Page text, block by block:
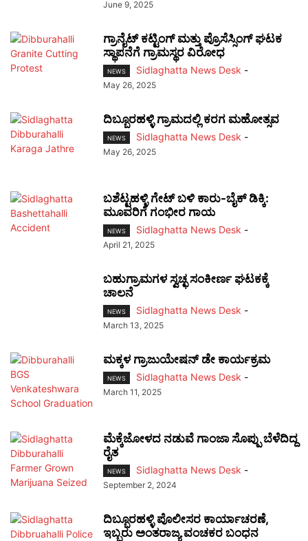
June 9, 2025
ಗ್ರಾನೈಟ್ ಕಟ್ಟಿಂಗ್ ಮತ್ತು ಪ್ರೊಸೆಸ್ಸಿಂಗ್ ಘಟಕ
ಸ್ಥಾಪನೆಗೆ ಗ್ರಾಮಸ್ಥರ ವಿರೋಧ
NEWS Sidlaghatta News Desk -
May 26, 2025
ದಿಬ್ಬೂರಹಳ್ಳಿ ಗ್ರಾಮದಲ್ಲಿ ಕರಗ ಮಹೋತ್ಸವ
NEWS Sidlaghatta News Desk -
May 26, 2025
ಬಶೆಟ್ಟಹಳ್ಳಿ ಗೇಟ್ ಬಳಿ ಕಾರು-ಬೈಕ್ ಡಿಕ್ಕಿ:
ಮೂವರಿಗೆ ಗಂಭೀರ ಗಾಯ
NEWS Sidlaghatta News Desk -
April 21, 2025
ಬಹುಗ್ರಾಮಗಳ ಸ್ವಚ್ಛ ಸಂಕೀರ್ಣ ಘಟಕಕ್ಕೆ
ಚಾಲನೆ
NEWS Sidlaghatta News Desk -
March 13, 2025
ಮಕ್ಕಳ ಗ್ರಾಜುಯೇಷನ್ ಡೇ ಕಾರ್ಯಕ್ರಮ
NEWS Sidlaghatta News Desk -
March 11, 2025
ಮೆಕ್ಕೆಜೋಳದ ನಡುವೆ ಗಾಂಜಾ ಸೊಪ್ಪು ಬೆಳೆದಿದ್ದ
ರೈತ
NEWS Sidlaghatta News Desk -
September 2, 2024
ದಿಬ್ಬೂರಹಳ್ಳಿ ಪೊಲೀಸರ ಕಾರ್ಯಾಚರಣೆ,
ಇಬ್ಬರು ಅಂತರಾಜ್ಯ ವಂಚಕರ ಬಂಧನ